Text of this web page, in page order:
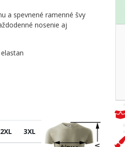
a spevnené ramenné švy
nosenie aj
2XL 3XL